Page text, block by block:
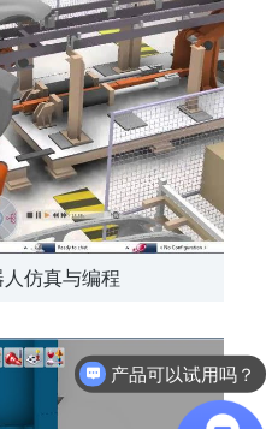
仿真与编程
产品可以试用吗？